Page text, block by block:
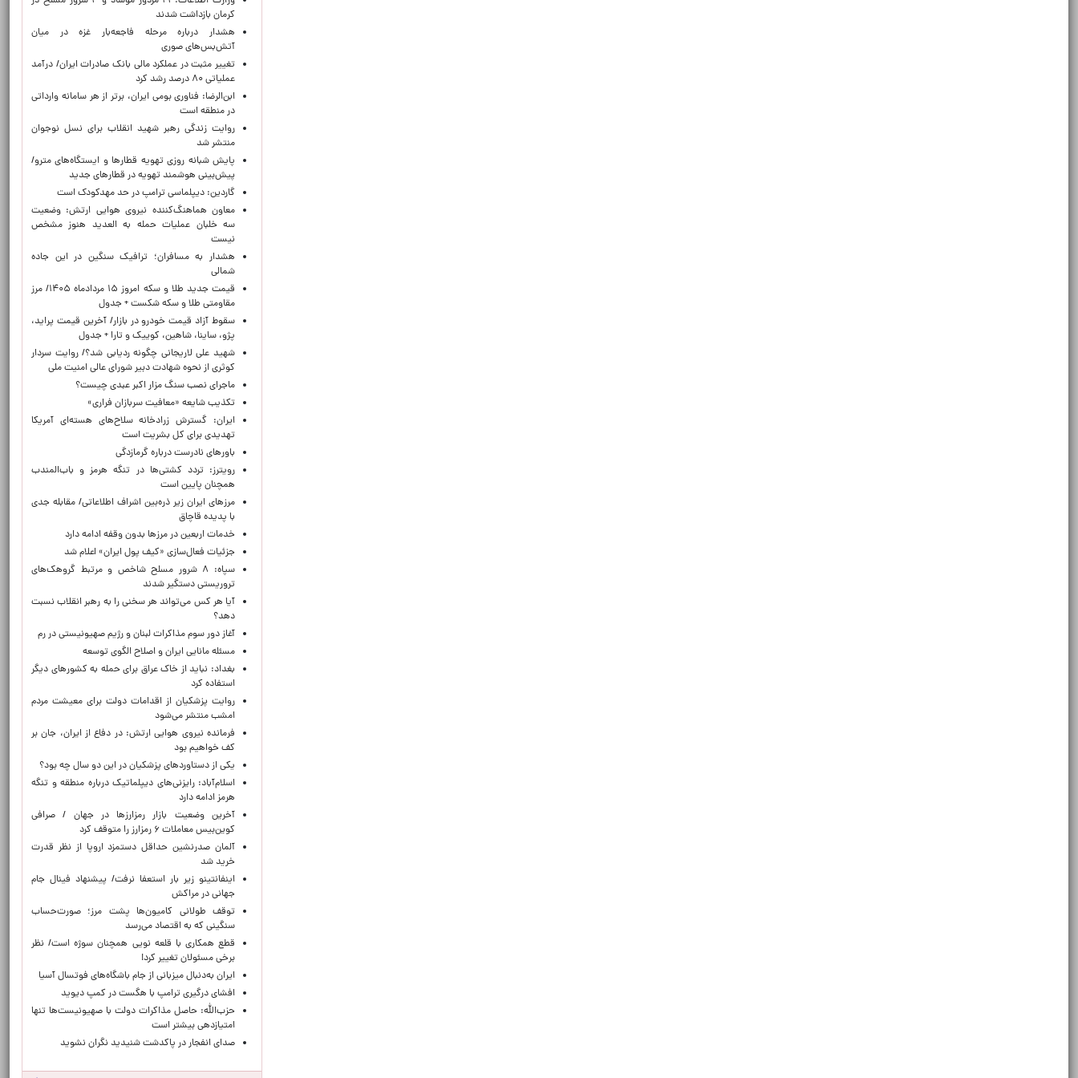
کرمان بازداشت شدند
هشدار درباره مرحله فاجعه‌بار غزه در میان
آتش‌بس‌های صوری
تغییر مثبت در عملکرد مالی بانک صادرات ایران/ درآمد
عملیاتی ۸۰ درصد رشد کرد
ابن‌الرضا: فناوری بومی ایران، برتر از هر سامانه وارداتی
در منطقه است
روایت زندگی رهبر شهید انقلاب برای نسل نوجوان
منتشر شد
پایش شبانه روزی تهویه قطارها و ایستگاه‌های مترو/
پیش‌بینی هوشمند تهویه در قطارهای جدید
گاردین: دیپلماسی ترامپ در حد مهدکودک است
معاون هماهنگ‌کننده نیروی هوایی ارتش: وضعیت
سه خلبان عملیات حمله به العدید هنوز مشخص
نیست
هشدار به مسافران؛ ترافیک سنگین در این جاده
شمالی
قیمت جدید طلا و سکه امروز ۱۵ مردادماه ۱۴۰۵/ مرز
مقاومتی طلا و سکه شکست + جدول
سقوط آزاد قیمت خودرو در بازار/ آخرین قیمت پراید،
پژو، ساینا، شاهین، کوییک و تارا + جدول
شهید علی لاریجانی چگونه ردیابی شد؟/ روایت سردار
کوثری از نحوه شهادت دبیر شورای عالی امنیت ملی
ماجرای نصب سنگ مزار اکبر عبدی چیست؟
تکذیب شایعه «معافیت سربازان فراری»
ایران: گسترش زرادخانه سلاح‌های هسته‌ای آمریکا
تهدیدی برای کل بشریت است
باورهای نادرست درباره گرمازدگی
رویترز: تردد کشتی‌ها در تنگه هرمز و باب‌المندب
همچنان پایین است
مرزهای ایران زیر ذره‌بین اشراف اطلاعاتی/ مقابله جدی
با پدیده قاچاق
خدمات اربعین در مرزها بدون وقفه ادامه دارد
جزئیات فعال‌سازی «کیف پول ایران» اعلام شد
سپاه: ۸ شرور مسلح شاخص و مرتبط گروهک‌های
تروریستی دستگیر شدند
آیا هر کس می‌تواند هر سخنی را به رهبر انقلاب نسبت
دهد؟
آغاز دور سوم مذاکرات لبنان و رژیم صهیونیستی در رم
مسئله مانایی ایران و اصلاح الگوی توسعه
بغداد: نباید از خاک عراق برای حمله به کشورهای دیگر
استفاده کرد
روایت پزشکیان از اقدامات دولت برای معیشت مردم
امشب منتشر می‌شود
فرمانده نیروی هوایی ارتش: در دفاع از ایران، جان بر
کف خواهیم بود
یکی از دستاوردهای پزشکیان در این دو سال چه بود؟
اسلام‌آباد: رایزنی‌های دیپلماتیک درباره منطقه و تنگه
هرمز ادامه دارد
آخرین وضعیت بازار رمزارزها در جهان / صرافی
کوین‌بیس معاملات ۶ رمزارز را متوقف کرد
آلمان صدرنشین حداقل دستمزد اروپا از نظر قدرت
خرید شد
اینفانتینو زیر بار استعفا نرفت/ پیشنهاد فینال جام
جهانی در مراکش
توقف طولانی کامیون‌ها پشت مرز؛ صورت‌حساب
سنگینی که به اقتصاد می‌رسد
قطع همکاری با قلعه نویی همچنان سوژه است/ نظر
برخی مسئولان تغییر کرد!
ایران به‌دنبال میزبانی از جام باشگاه‌های فوتسال آسیا
افشای درگیری ترامپ با هگست در کمپ دیوید
حزب‌الله: حاصل مذاکرات دولت با صهیونیست‌ها تنها
امتیازدهی‌ بیشتر است
صدای انفجار در پاکدشت شنیدید نگران نشوید